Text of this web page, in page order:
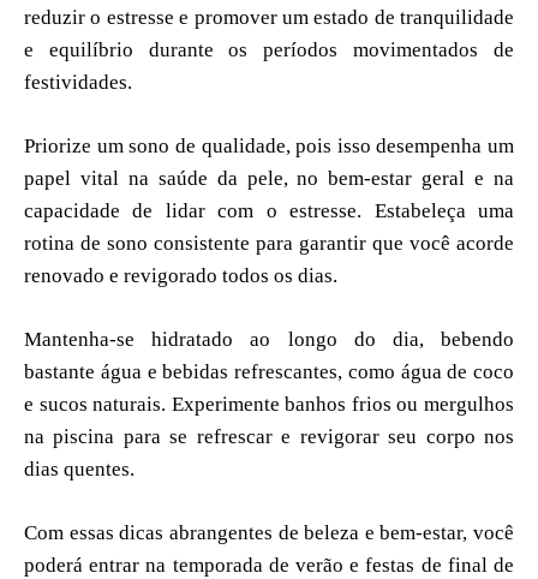
reduzir o estresse e promover um estado de tranquilidade
e equilíbrio durante os períodos movimentados de
festividades.
Priorize um sono de qualidade, pois isso desempenha um
papel vital na saúde da pele, no bem-estar geral e na
capacidade de lidar com o estresse. Estabeleça uma
rotina de sono consistente para garantir que você acorde
renovado e revigorado todos os dias.
Mantenha-se hidratado ao longo do dia, bebendo
bastante água e bebidas refrescantes, como água de coco
e sucos naturais. Experimente banhos frios ou mergulhos
na piscina para se refrescar e revigorar seu corpo nos
dias quentes.
Com essas dicas abrangentes de beleza e bem-estar, você
poderá entrar na temporada de verão e festas de final de